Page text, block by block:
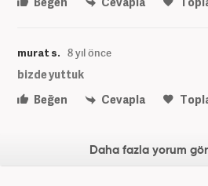
murat s. 8 yıl önce
bizde yuttuk
Beğen
Cevapla
Daha fazla yorum